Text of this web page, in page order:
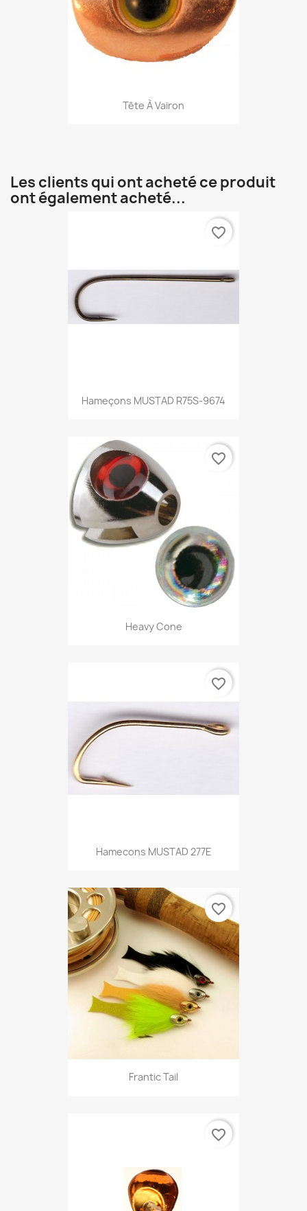
Tête À Vairon
Les clients qui ont acheté ce produit
ont également acheté...
Hameçons MUSTAD R75S-9674
favorite_border
Heavy Cone
favorite_border
Hamecons MUSTAD 277E
favorite_border
Frantic Tail
favorite_border
favorite_border